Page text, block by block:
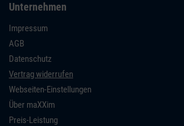
Unternehmen
Impressum
AGB
Datenschutz
Vertrag widerrufen
Webseiten-Einstellungen
Über maXXim
Preis-Leistung